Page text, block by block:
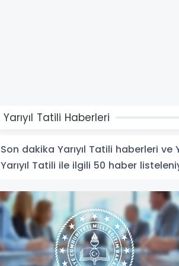
Yarıyıl Tatili Haberleri
Son dakika Yarıyıl Tatili haberleri
Yarıyıl Tatili ile ilgili 50 haber